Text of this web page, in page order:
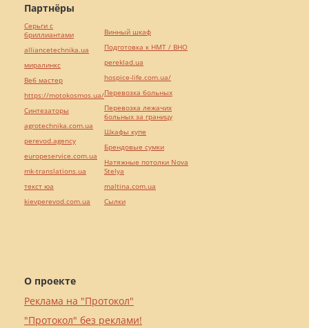
О проекте
Реклама на "Протокол"
"Протокол" без реклами!
Партнёры
Серьги с
бриллиантами
alliancetechnika.ua
миралинкс
Веб мастер
https://motokosmos.ua/
Синтезаторы
agrotechnika.com.ua
perevod.agency
europeservice.com.ua
mk-translations.ua
текст юа
kievperevod.com.ua
Винный шкаф
Подготовка к НМТ / ВНО
pereklad.ua
hospice-life.com.ua/
Перевозка больных
Перевозка лежачих
больных за границу
Шкафы купе
Брендовые сумки
Натяжные потолки Nova
Stelya
maltina.com.ua
Cылки